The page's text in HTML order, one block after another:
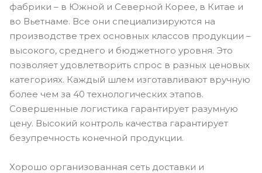
фабрики – в Южной и Северной Корее, в Китае и
во Вьетнаме. Все они специализируются на
производстве трех основных классов продукции –
высокого, среднего и бюджетного уровня. Это
позволяет удовлетворить спрос в разных ценовых
категориях. Каждый шлем изготавливают вручную
более чем за 40 технологических этапов.
Совершенные логистика гарантирует разумную
цену. Высокий контроль качества гарантирует
безупречность конечной продукции.
Хорошо организованная сеть доставки и